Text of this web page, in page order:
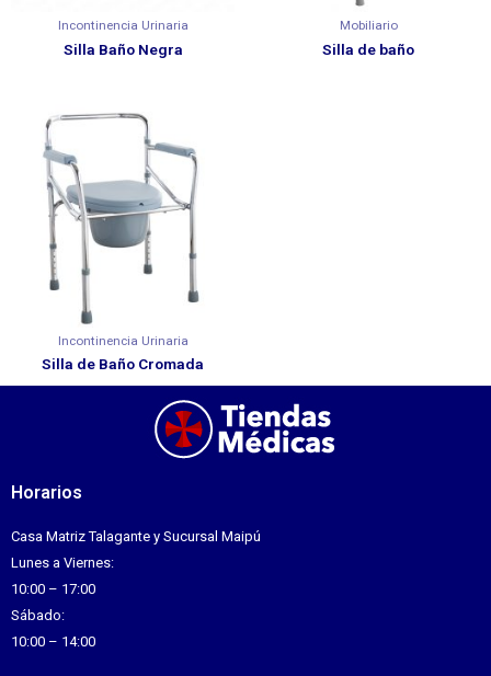
Incontinencia Urinaria
Silla Baño Negra
Mobiliario
Silla de baño
Incontinencia Urinaria
Silla de Baño Cromada
Horarios
Casa Matriz Talagante y Sucursal Maipú
Lunes a Viernes:
10:00 – 17:00
Sábado:
10:00 – 14:00